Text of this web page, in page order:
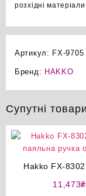
розхідні матеріали
Артикул: FX-9705
Бренд: HAKKO
Супутні товари
Hakko FX-8302
11,473₴